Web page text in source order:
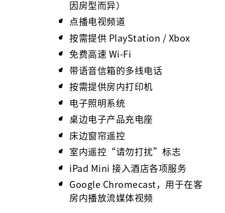
因房型而异）
点播电视频道
按需提供 PlayStation / Xbox
免费高速 Wi-Fi
带语音信箱的多线电话
按需提供房内打印机
电子照明系统
桌边电子产品充电座
床边窗帘遥控
室内遥控“请勿打扰”标志
iPad Mini 接入酒店各项服务
Google Chromecast，用于在客
房内播放流媒体视频